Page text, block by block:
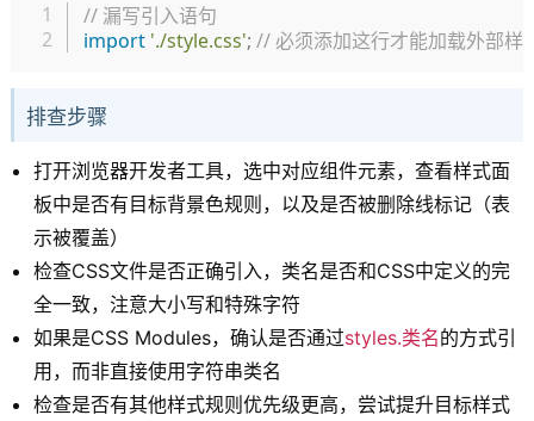
// 漏写引入语句
import './style.css'; // 必须添加这行才能加载外部样
排查步骤
打开浏览器开发者工具，选中对应组件元素，查看样式面
板中是否有目标背景色规则，以及是否被删除线标记（表
示被覆盖）
检查CSS文件是否正确引入，类名是否和CSS中定义的完
全一致，注意大小写和特殊字符
如果是CSS Modules，确认是否通过styles.类名的方式引
用，而非直接使用字符串类名
检查是否有其他样式规则优先级更高，尝试提升目标样式